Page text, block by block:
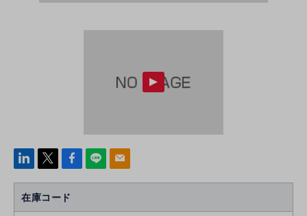
linke
Face
k
line mail
在庫コード